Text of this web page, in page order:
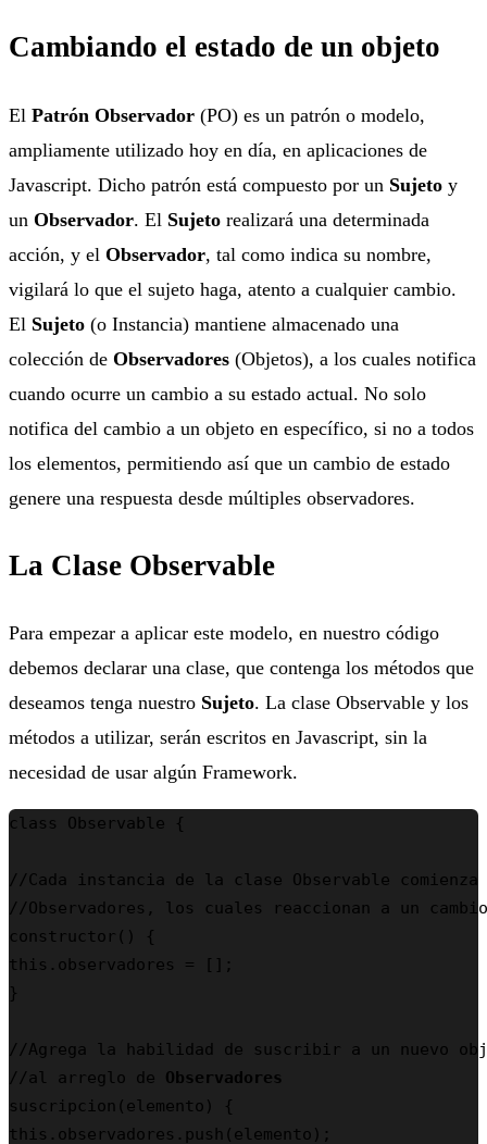
Cambiando el estado de un objeto
El Patrón Observador (PO) es un patrón o modelo,
ampliamente utilizado hoy en día, en aplicaciones de
Javascript. Dicho patrón está compuesto por un Sujeto y
un Observador. El Sujeto realizará una determinada
acción, y el Observador, tal como indica su nombre,
vigilará lo que el sujeto haga, atento a cualquier cambio.
El Sujeto (o Instancia) mantiene almacenado una
colección de Observadores (Objetos), a los cuales notifica
cuando ocurre un cambio a su estado actual. No solo
notifica del cambio a un objeto en específico, si no a todos
los elementos, permitiendo así que un cambio de estado
genere una respuesta desde múltiples observadores.
La Clase Observable
Para empezar a aplicar este modelo, en nuestro código
debemos declarar una clase, que contenga los métodos que
deseamos tenga nuestro Sujeto. La clase Observable y los
métodos a utilizar, serán escritos en Javascript, sin la
necesidad de usar algún Framework.
class Observable {
//Cada instancia de la clase Observable
//Observadores, los cuales reaccionan a un
constructor() {
this.observadores = [];
}
//Agrega la habilidad de suscribir a un nuevo
//al arreglo de Observadores
suscripcion(elemento) {
this.observadores.push(elemento);